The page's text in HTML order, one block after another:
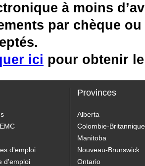
à moins
par chèque
ici pour obtenir
d'emploi
d'emploi
Provinces
Alberta
Colombie-Britannique
Manitoba
Nouveau-Brunswick
Ontario